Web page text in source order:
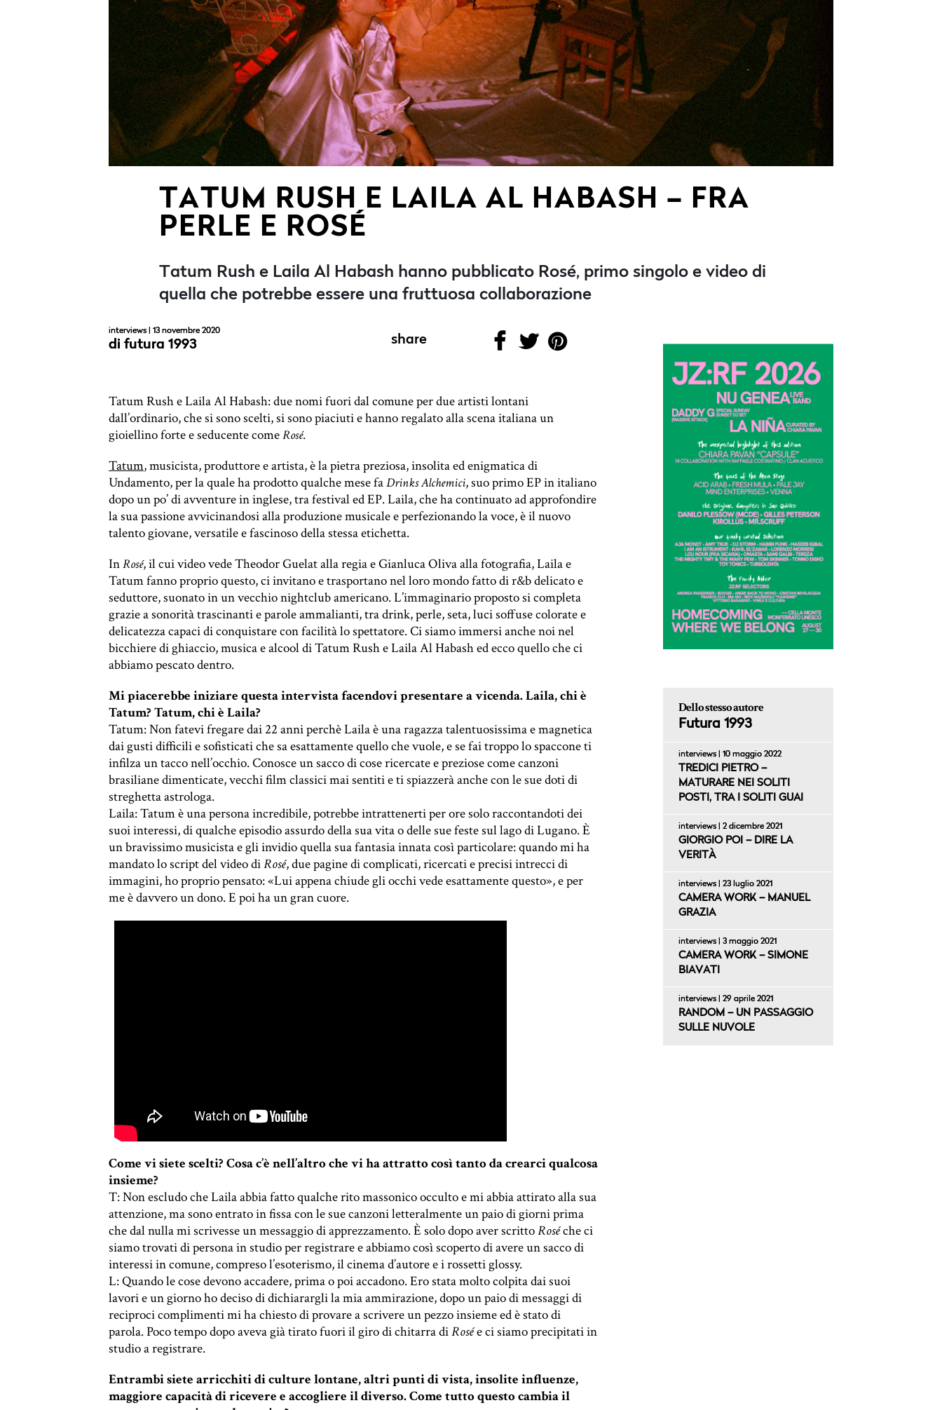
TATUM RUSH E LAILA AL HABASH – FRA
PERLE E ROSÉ
Tatum Rush e Laila Al Habash hanno pubblicato Rosé, primo singolo e video di
quella che potrebbe essere una fruttuosa collaborazione
interviews | 13 novembre 2020
di futura 1993 share
Tatum Rush e Laila Al Habash: due nomi fuori dal comune per due artisti lontani
dall’ordinario, che si sono scelti, si sono piaciuti e hanno regalato alla scena italiana un
gioiellino forte e seducente comeRosé.
Tatum, musicista, produttore e artista, è la pietra preziosa, insolita ed enigmatica di
Undamento, per la quale ha prodotto qualche mese faDrinks Alchemici, suo primo EP in italiano
dopo un po’ di avventure in inglese, tra festival ed EP. Laila, che ha continuato ad approfondire
la sua passione avvicinandosi alla produzione musicale e perfezionando la voce, è il nuovo
talento giovane, versatile e fascinoso della stessa etichetta.
InRosé, il cui video vede Theodor Guelat alla regia e Gianluca Oliva alla fotografia, Laila e
Tatum fanno proprio questo, ci invitano e trasportano nel loro mondo fatto di r&b delicato e
seduttore, suonato in un vecchio nightclub americano. L’immaginario proposto si completa
grazie a sonorità trascinanti e parole ammalianti, tra drink, perle, seta, luci soffuse colorate e
delicatezza capaci di conquistare con facilità lo spettatore. Ci siamo immersi anche noi nel
bicchiere di ghiaccio, musica e alcool di Tatum Rush e Laila Al Habash ed ecco quello che ci
abbiamo pescato dentro.
Mi piacerebbe iniziare questa intervista facendovi presentare a vicenda. Laila, chi è
Tatum? Tatum, chi è Laila?
Tatum: Non fatevi fregare dai 22 anni perchè Laila è una ragazza talentuosissima e magnetica
dai gusti difficili e sofisticati che sa esattamente quello che vuole, e se fai troppo lo spaccone ti
infilza un tacco nell’occhio. Conosce un sacco di cose ricercate e preziose come canzoni
brasiliane dimenticate, vecchi film classici mai sentiti e ti spiazzerà anche con le sue doti di
streghetta astrologa.
Laila: Tatum è una persona incredibile, potrebbe intrattenerti per ore solo raccontandoti dei
suoi interessi, di qualche episodio assurdo della sua vita o delle sue feste sul lago di Lugano. È
un bravissimo musicista e gli invidio quella sua fantasia innata così particolare: quando mi ha
mandato lo script del video diRosé, due pagine di complicati, ricercati e precisi intrecci di
immagini, ho proprio pensato: «Lui appena chiude gli occhi vede esattamente questo», e per
me è davvero un dono. E poi ha un gran cuore.
Come vi siete scelti? Cosa c’è nell’altro che vi ha attratto così tanto da crearci qualcosa
insieme?
T:Non escludo che Laila abbia fatto qualche rito massonico occulto e mi abbia attirato alla sua
attenzione, ma sono entrato in fissa con le sue canzoni letteralmente un paio di giorni prima
che dal nulla mi scrivesse un messaggio di apprezzamento. È solo dopo aver scrittoRoséche ci
siamo trovati di persona in studio per registrare e abbiamo così scoperto di avere un sacco di
interessi in comune, compreso l’esoterismo, il cinema d’autore e i rossetti glossy.
L:Quando le cose devono accadere, prima o poi accadono. Ero stata molto colpita dai suoi
lavori e un giorno ho deciso di dichiarargli la mia ammirazione, dopo un paio di messaggi di
reciproci complimenti mi ha chiesto di provare a scrivere un pezzo insieme ed è stato di
parola. Poco tempo dopo aveva già tirato fuori il giro di chitarra diRosée ci siamo precipitati in
studio a registrare.
Entrambi siete arricchiti di culture lontane, altri punti di vista, insolite influenze,
maggiore capacità di ricevere e accogliere il diverso. Come tutto questo cambia il
Dello stesso autore
Futura 1993
interviews | 10 maggio 2022
TREDICI PIETRO –
MATURARE NEI SOLITI
POSTI, TRA I SOLITI GUAI
interviews | 2 dicembre 2021
GIORGIO POI – DIRE LA
VERITÀ
interviews | 23 luglio 2021
CAMERA WORK – MANUEL
GRAZIA
interviews | 3 maggio 2021
CAMERA WORK – SIMONE
BIAVATI
interviews | 29 aprile 2021
RANDOM – UN PASSAGGIO
SULLE NUVOLE